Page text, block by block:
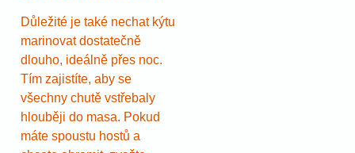
Důležité je také nechat kýtu
marinovat dostatečně
dlouho, ideálně přes noc.
Tím zajistíte, aby se
všechny chutě vstřebaly
hlouběji do masa. Pokud
máte spoustu hostů a